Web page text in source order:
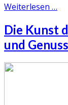
Weiterlesen …
Die Kunst
und